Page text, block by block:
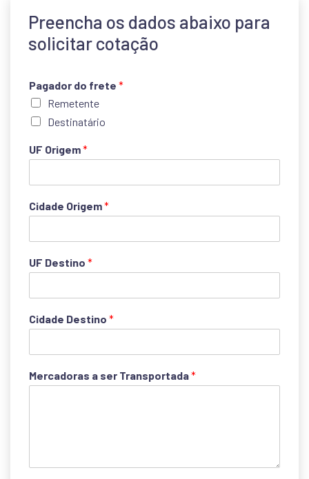
Preencha os dados abaixo para
solicitar cotação
Pagador do frete*
Remetente
Destinatário
UF Origem*
Cidade Origem*
UF Destino*
Cidade Destino*
Mercadoras a ser Transportada*